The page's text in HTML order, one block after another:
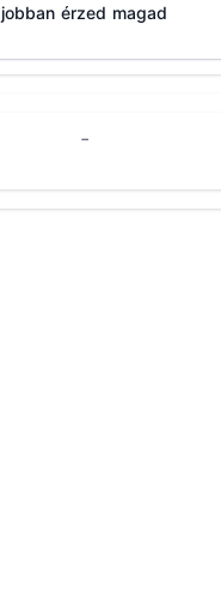
jobban érzed magad
-